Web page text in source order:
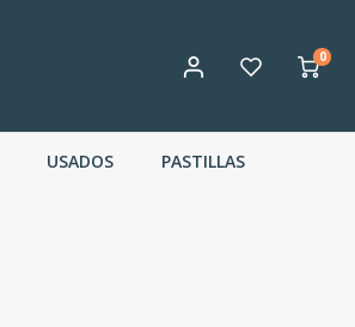
0
USADOS PASTILLAS